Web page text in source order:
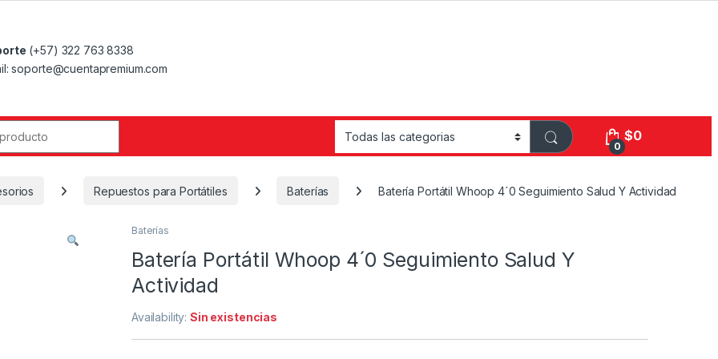
(+57) 322 763 8338
soporte@cuentapremium.com
0
$0
Repuestos para Portátiles Baterías Batería Portátil Whoop 4´0 Seguimiento Salud Y Actividad
Baterías
Batería Portátil Whoop 4´0 Seguimiento Salud Y
Actividad
Availability:Sin existencias